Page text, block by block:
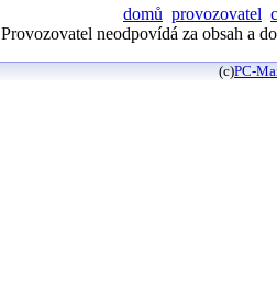
domů provozovatel
Provozovatel neodpovídá za obsah a
(c)PC-